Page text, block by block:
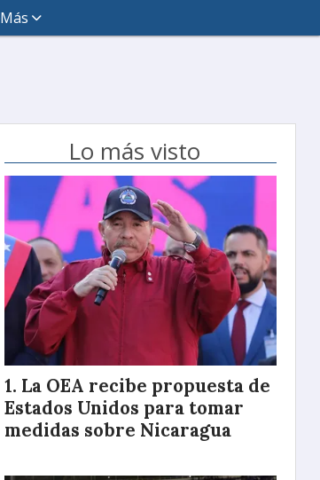
Más
Lo más visto
La OEA recibe propuesta de
Estados Unidos para tomar
medidas sobre Nicaragua